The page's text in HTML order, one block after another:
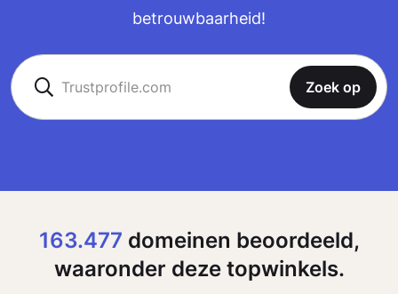
betrouwbaarheid!
Zoek op
163.477 domeinen beoordeeld,
waaronder deze topwinkels.